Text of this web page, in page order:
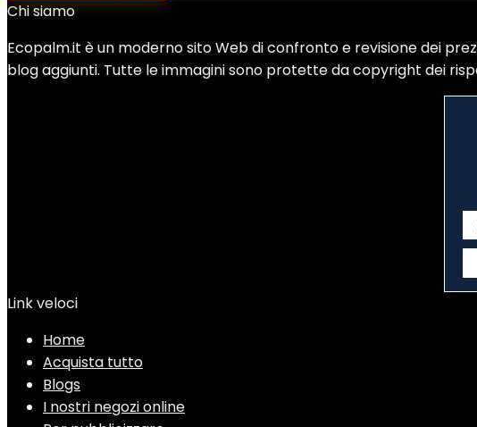
Chi siamo
Ecopalm.it è un moderno sito Web di confronto e revisione dei
blog aggiunti. Tutte le immagini sono protette da copyright dei
Link veloci
Home
Acquista tutto
Blogs
I nostri negozi online